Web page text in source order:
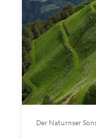
Der Naturnser